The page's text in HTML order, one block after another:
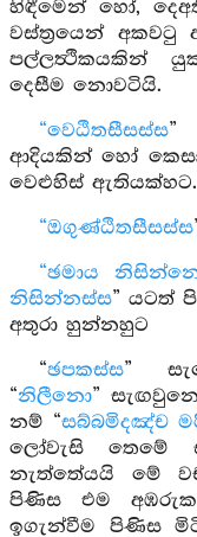
හිඳීමෙන් හෝ,
වස්ත්‍රයෙන්
පල්ලත්‍ථිකයකින්
දෙසීම නොවටියි.
“වෙඨිතසීසස්ස”
ආදියකින් හෝ
වෙළුහිස් ඇතියක්හට.
“ඔගුණ්ඨිතසීසස්ස
“ඡමාය
නිසින්නස්ස” යටත්
අතුරා හුන්නහුට
“ඡපකස්ස”
“නිලීනො”
නම් “සබ්බමිදඤ්ච
ලෝවැසි තෙමේ
නැත්තේයයි මේ
පිණිස එම
ඉගැන්වීම පිණිස